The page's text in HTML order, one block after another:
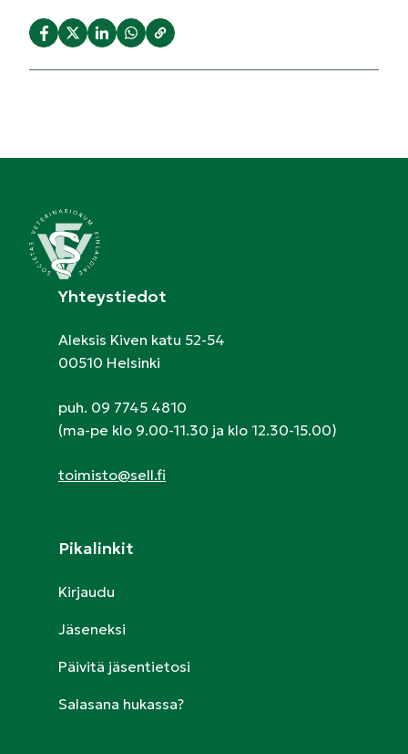
Yhteystiedot
Aleksis Kiven katu 52-54
00510 Helsinki
puh. 09 7745 4810
(ma-pe klo 9.00-11.30 ja klo 12.30-15.00)
toimisto@sell.fi
Pikalinkit
Kirjaudu
Jäseneksi
Päivitä jäsentietosi
Salasana hukassa?